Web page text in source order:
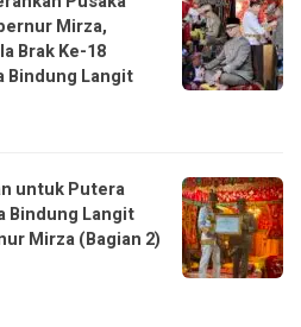
Mirza,
Brak Ke-18
Bindung Langit
untuk Putera
Bindung Langit
Mirza (Bagian 2)